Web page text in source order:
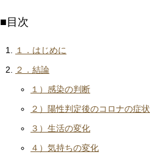
■目次
１．はじめに
２．結論
１）感染の判断
２）陽性判定後のコロナの症状
３）生活の変化
４）気持ちの変化